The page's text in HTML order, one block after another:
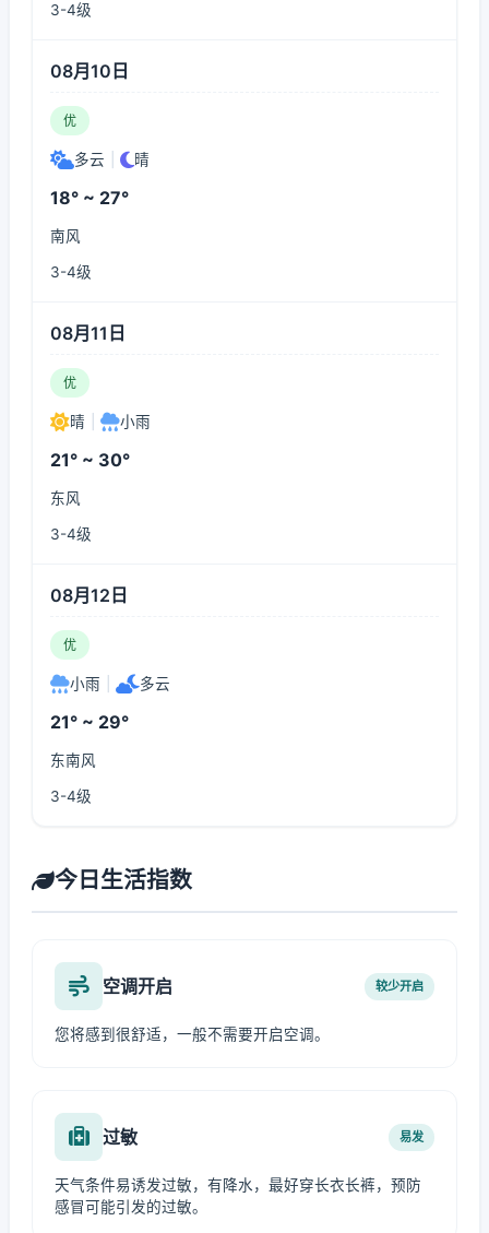
3-4级
08月10日
优
多云 晴
18° ~ 27°
南风
3-4级
08月11日
优
晴 小雨
21° ~ 30°
东风
3-4级
08月12日
优
小雨 多云
21° ~ 29°
东南风
3-4级
今日生活指数
空调开启 较少开启
您将感到很舒适，一般不需要开启空调。
过敏 易发
天气条件易诱发过敏，有降水，最好穿长衣长裤，预防
感冒可能引发的过敏。